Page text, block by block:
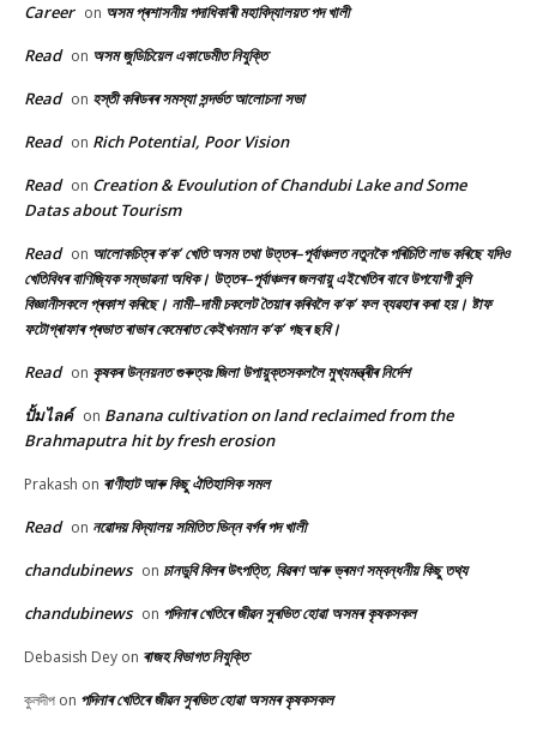
Career on অসম প্ৰশাসনীয় পদাধিকাৰী মহাবিদ্যালয়ত পদ খালী
Read on অসম জুডিচিয়েল একাডেমীত নিযুক্তি
Read on হস্তী কৰিডৰৰ সমস্যা সন্দৰ্ভত আলোচনা সভা
Read on Rich Potential, Poor Vision
Read on Creation & Evoulution of Chandubi Lake and Some
Datas about Tourism
Read on আলোকচিত্ৰ ক’ক’ খেতি অসম তথা উত্তৰ–পূৰ্বাঞ্চলত নতুনকৈ পৰিচিতি লাভ কৰিছে যদিও
খেতিবিধৰ বাণিজ্যিক সম্ভাৱনা অধিক। উত্তৰ–পূৰ্বাঞ্চলৰ জলবায়ু এইখেতিৰ বাবে উপযোগী বুলি
বিজ্ঞানীসকলে প্ৰকাশ কৰিছে। নামী–দামী চকলেট তৈয়াৰ কৰিবলৈ ক’ক’ ফল ব্যৱহাৰ কৰা হয়। ষ্টাফ
ফটোগ্ৰাফাৰ প্ৰভাত ৰাভাৰ কেমেৰাত কেইখনমান ক’ক’ গছৰ ছবি।
Read on কৃষকৰ উন্নয়নত গুৰুত্বঃ জিলা উপায়ুক্তসকললৈ মুখ্যমন্ত্ৰীৰ নিৰ্দেশ
ปั้มไลค์ on Banana cultivation on land reclaimed from the
Brahmaputra hit by fresh erosion
Prakash on ৰাণীহাট আৰু কিছু ঐতিহাসিক সমল
Read on নৱোদয় বিদ্যালয় সমিতিত ভিন্ন বৰ্গৰ পদ খালী
chandubinews on চানডুবি বিলৰ উৎপত্তি, বিৱৰণ আৰু ভ্ৰমণ সম্বন্ধনীয় কিছু তথ্য
chandubinews on পদিনাৰ খেতিৰে জীৱন সুৰভিত হোৱা অসমৰ কৃষকসকল
Debasish Dey on ৰাজহ বিভাগত নিযুক্তি
কুলদীপ on পদিনাৰ খেতিৰে জীৱন সুৰভিত হোৱা অসমৰ কৃষকসকল